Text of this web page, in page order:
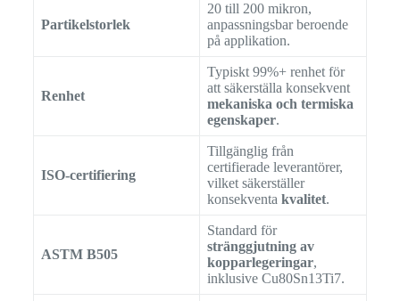
Partikelstorlek
20 till 200 mikron,
anpassningsbar beroende
på applikation.
Renhet
Typiskt 99%+ renhet för
att säkerställa konsekvent
mekaniska och termiska
egenskaper.
ISO-certifiering
Tillgänglig från
certifierade leverantörer,
vilket säkerställer
konsekventa kvalitet.
ASTM B505
Standard för
stränggjutning av
kopparlegeringar,
inklusive Cu80Sn13Ti7.